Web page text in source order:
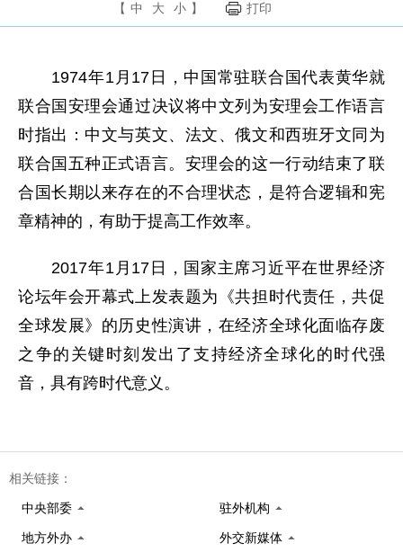
【 中 大 小 】 打印
1974年1月17日，中国常驻联合国代表黄华就
联合国安理会通过决议将中文列为安理会工作语言
时指出：中文与英文、法文、俄文和西班牙文同为
联合国五种正式语言。安理会的这一行动结束了联
合国长期以来存在的不合理状态，是符合逻辑和宪
章精神的，有助于提高工作效率。
2017年1月17日，国家主席习近平在世界经济
论坛年会开幕式上发表题为《共担时代责任，共促
全球发展》的历史性演讲，在经济全球化面临存废
之争的关键时刻发出了支持经济全球化的时代强
音，具有跨时代意义。
相关链接：
中央部委 驻外机构
地方外办 外交新媒体